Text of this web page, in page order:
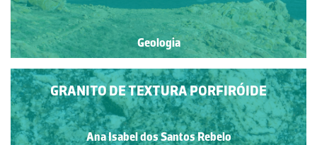
Geologia
GRANITO DE TEXTURA PORFIRÓIDE
Ana Isabel dos Santos Rebelo